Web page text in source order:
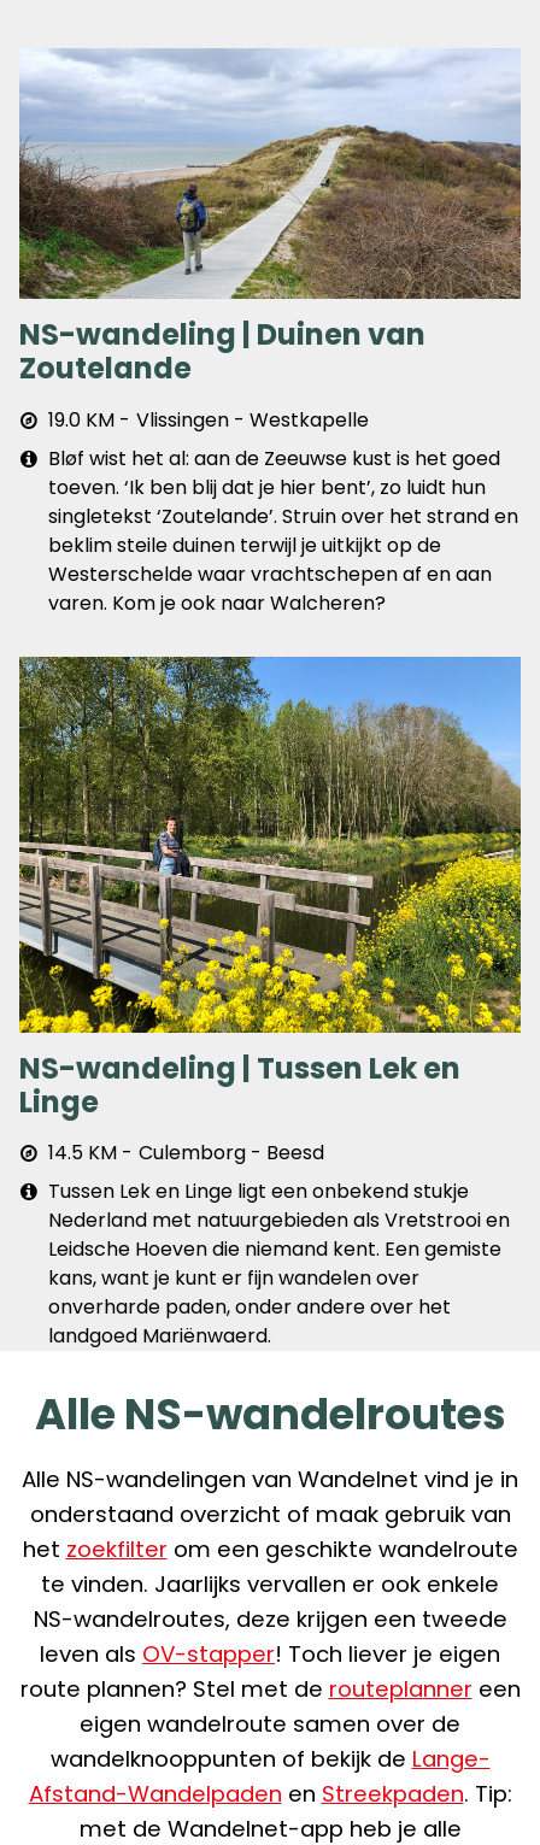
NS-wandeling | Duinen van
Zoutelande
Afstand
&
plaats
19.0 KM
Vlissingen - Westkapelle
Extra
info
Bløf wist het al: aan de Zeeuwse kust is het goed
toeven. ‘Ik ben blij dat je hier bent’, zo luidt hun
singletekst ‘Zoutelande’. Struin over het strand en
beklim steile duinen terwijl je uitkijkt op de
Westerschelde waar vrachtschepen af en aan
varen. Kom je ook naar Walcheren?
NS-wandeling | Tussen Lek en
Linge
Afstand
&
plaats
14.5 KM
Culemborg - Beesd
Extra
info
Tussen Lek en Linge ligt een onbekend stukje
Nederland met natuurgebieden als Vretstrooi en
Leidsche Hoeven die niemand kent. Een gemiste
kans, want je kunt er fijn wandelen over
onverharde paden, onder andere over het
landgoed Mariënwaerd.
Alle NS-wandelroutes
Alle NS-wandelingen van Wandelnet vind je in
onderstaand overzicht of maak gebruik van
het zoekfilter om een geschikte wandelroute
te vinden. Jaarlijks vervallen er ook enkele
NS-wandelroutes, deze krijgen een tweede
leven als OV-stapper! Toch liever je eigen
route plannen? Stel met de routeplanner een
eigen wandelroute samen over de
wandelknooppunten of bekijk de Lange-
Afstand-Wandelpaden en Streekpaden. Tip:
met de Wandelnet-app heb je alle